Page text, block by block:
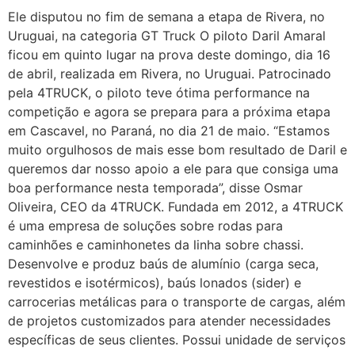
Ele disputou no fim de semana a etapa de Rivera, no
Uruguai, na categoria GT Truck O piloto Daril Amaral
ficou em quinto lugar na prova deste domingo, dia 16
de abril, realizada em Rivera, no Uruguai. Patrocinado
pela 4TRUCK, o piloto teve ótima performance na
competição e agora se prepara para a próxima etapa
em Cascavel, no Paraná, no dia 21 de maio. “Estamos
muito orgulhosos de mais esse bom resultado de Daril e
queremos dar nosso apoio a ele para que consiga uma
boa performance nesta temporada”, disse Osmar
Oliveira, CEO da 4TRUCK. Fundada em 2012, a 4TRUCK
é uma empresa de soluções sobre rodas para
caminhões e caminhonetes da linha sobre chassi.
Desenvolve e produz baús de alumínio (carga seca,
revestidos e isotérmicos), baús lonados (sider) e
carrocerias metálicas para o transporte de cargas, além
de projetos customizados para atender necessidades
específicas de seus clientes. Possui unidade de serviços